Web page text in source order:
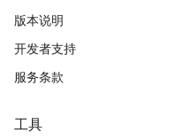
版本说明
开发者支持
服务条款
工具